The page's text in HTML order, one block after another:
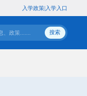
导航